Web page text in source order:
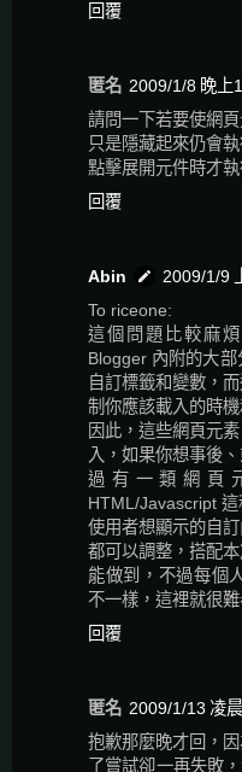
回覆
匿名 2009/1/8 晚上
請問一下若要使網
只是隱藏起來仍會
點擊展開元件時才
回覆
Abin
2009/1/9
To riceone:
這個問題比較麻
Blogger 內附的大
自訂標籤和變數，
制你應該載入的時機
因此，這些網頁元
入，如果你想事後
過有一類網頁
HTML/Javascript
使用者想顯示的自
都可以調整，搭配
能做到，不過每個
不一樣，這裡就很
回覆
匿名 2009/1/13 凌
抱歉那麼晚才回，
了嘗試卻一再失敗